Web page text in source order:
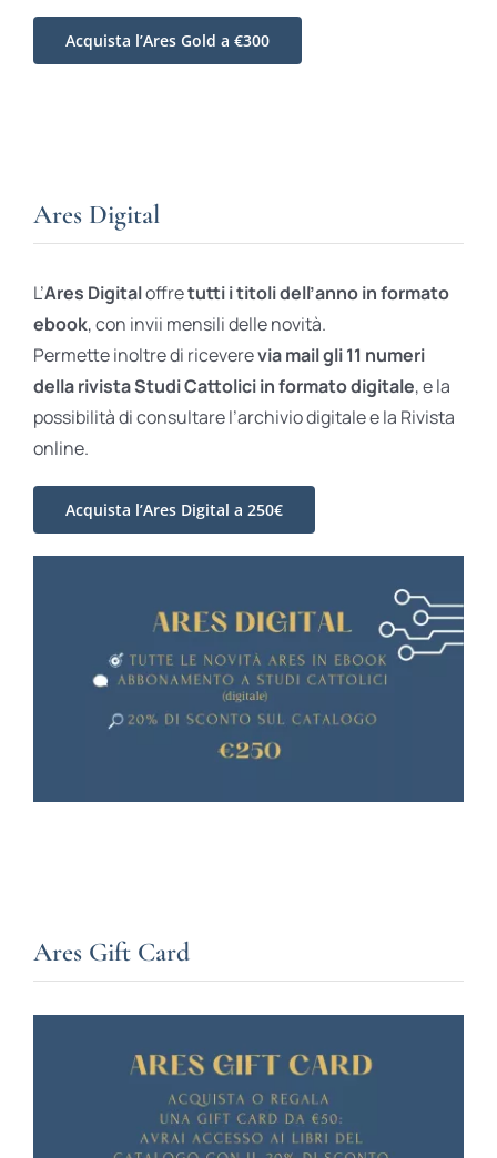
Acquista l’Ares Gold a €300
Ares Digital
L’Ares Digitaloffretutti i titoli dell’anno in formato
ebook, con invii mensili delle novità.
Permette inoltre di riceverevia mail gli 11 numeri
della rivista Studi Cattolici in formato digitale, e la
possibilità di consultare l’archivio digitale e la Rivista
online.
Acquista l’Ares Digital a 250€
Ares Gift Card